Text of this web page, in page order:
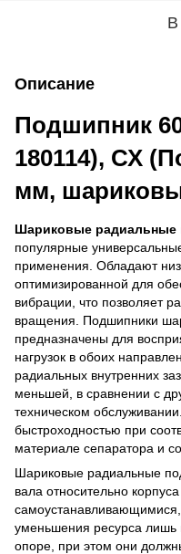
В
Описание
Подшипник
180114), СХ
мм,
Шариковые радиальные
популярные
применения. Обладают
оптимизированной для
вибрации, что позволяет
вращения. Подшипники
предназначены для
нагрузок в обоих
радиальных внутренних
меньшей, в сравнении с
техническом
быстроходностью при
материале сепаратора и
Шариковые радиальные
вала относительно
уменьшения ресурса лишь
опоре, при этом они